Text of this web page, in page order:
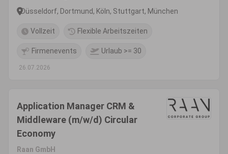
Düsseldorf, Dortmund, Köln, Stuttgart, München
Vollzeit Flexible Arbeitszeiten
Firmenevents Urlaub >= 30
26.07.2026
Application Manager CRM &
Middleware (m/w/d) Circular
Economy
Raan GmbH